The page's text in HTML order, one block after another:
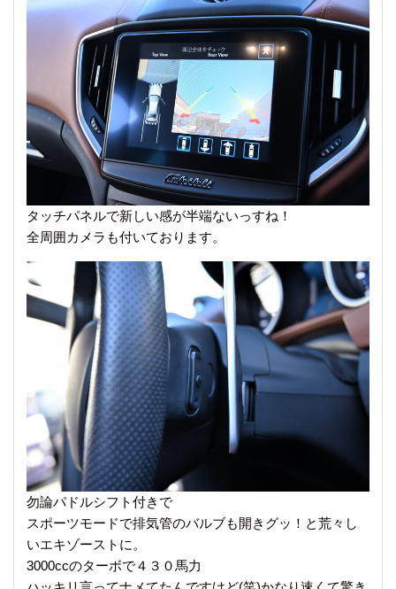
タッチパネルで新しい感が半端ないっすね！
全周囲カメラも付いております。
勿論パドルシフト付きで
スポーツモードで排気管のバルブも開きグッ！と荒々し
いエキゾーストに。
3000ccのターボで４３０馬力